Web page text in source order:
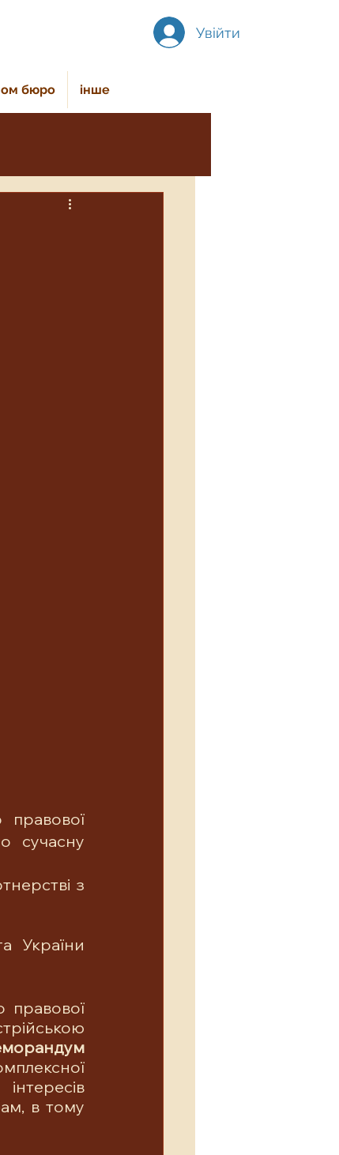
Увійти
бюро інше
сучасну
з
України
в тому